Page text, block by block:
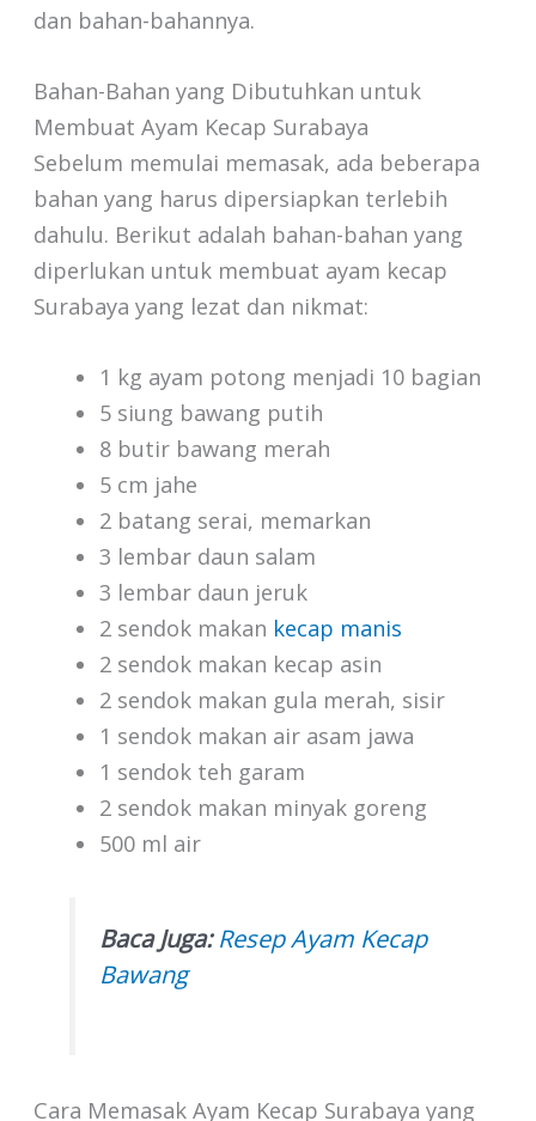
dan bahan-bahannya.
Bahan-Bahan yang Dibutuhkan untuk
Membuat Ayam Kecap Surabaya
Sebelum memulai memasak, ada beberapa
bahan yang harus dipersiapkan terlebih
dahulu. Berikut adalah bahan-bahan yang
diperlukan untuk membuat ayam kecap
Surabaya yang lezat dan nikmat:
1 kg ayam potong menjadi 10 bagian
5 siung bawang putih
8 butir bawang merah
5 cm jahe
2 batang serai, memarkan
3 lembar daun salam
3 lembar daun jeruk
2 sendok makan kecap manis
2 sendok makan kecap asin
2 sendok makan gula merah, sisir
1 sendok makan air asam jawa
1 sendok teh garam
2 sendok makan minyak goreng
500 ml air
Baca Juga: Resep Ayam Kecap
Bawang
Cara Memasak Ayam Kecap Surabaya yang